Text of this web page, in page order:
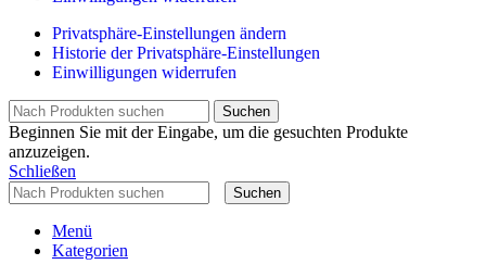
Privatsphäre-Einstellungen ändern
Historie der Privatsphäre-Einstellungen
Einwilligungen widerrufen
Suchen
Beginnen Sie mit der Eingabe, um die gesuchten Produkte
anzuzeigen.
Schließen
Suchen
Menü
Kategorien